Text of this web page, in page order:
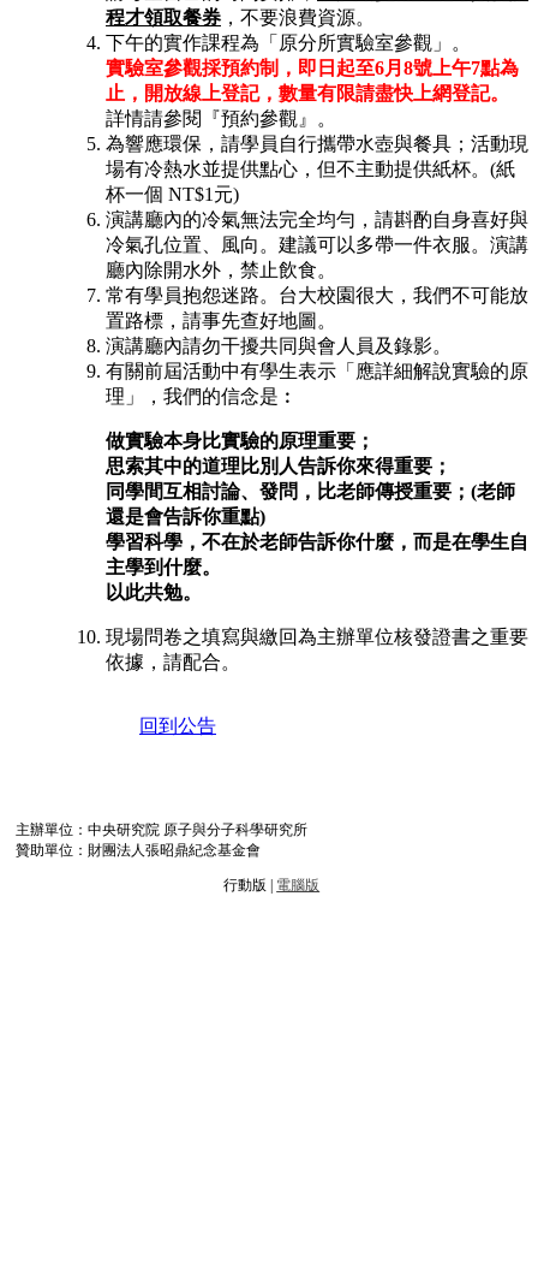
程才領取餐券 ，不要浪費資源。
下午的實作課程為「原分所實驗室參觀」。
實驗室參觀採預約制，即日起至6月8號上午7點為
止，開放線上登記，數量有限請盡快上網登記。
詳情請參閱『預約參觀』。
為響應環保，請學員自行攜帶水壺與餐具；活動現
場有冷熱水並提供點心，但不主動提供紙杯。(紙
杯一個 NT$1元)
演講廳內的冷氣無法完全均勻，請斟酌自身喜好與
冷氣孔位置、風向。建議可以多帶一件衣服。演講
廳內除開水外，禁止飲食。
常有學員抱怨迷路。台大校園很大，我們不可能放
置路標，請事先查好地圖。
演講廳內請勿干擾共同與會人員及錄影。
有關前屆活動中有學生表示「應詳細解說實驗的原
理」，我們的信念是︰
做實驗本身比實驗的原理重要；
思索其中的道理比別人告訴你來得重要；
同學間互相討論、發問，比老師傳授重要；(老師
還是會告訴你重點)
學習科學，不在於老師告訴你什麼，而是在學生自
主學到什麼。
以此共勉。
現場問卷之填寫與繳回為主辦單位核發證書之重要
依據，請配合。
回到公告
主辦單位：中央研究院 原子與分子科學研究所
贊助單位：財團法人張昭鼎紀念基金會
行動版 | 電腦版